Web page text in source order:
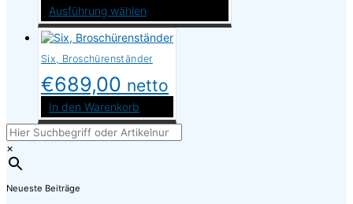
Ausführung wählen
Dieses
Produkt
weist
mehrere
Varianten
auf.
Die
Optionen
können
gewählt
Six, Broschürenständer
€689,00 netto
In den Warenkorb
×
Neueste Beiträge